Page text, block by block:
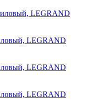
LEGRAND
LEGRAND
LEGRAND
LEGRAND